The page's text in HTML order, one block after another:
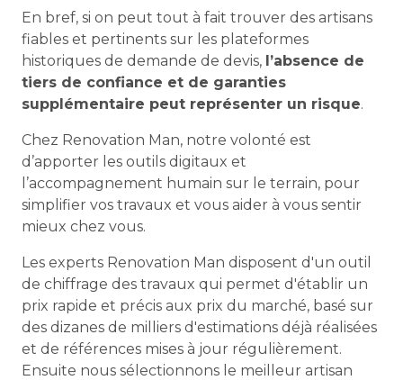
En bref, si on peut tout à fait trouver des artisans
fiables et pertinents sur les plateformes
historiques de demande de devis, l’absence de
tiers de confiance et de garanties
supplémentaire peut représenter un risque.
Chez Renovation Man, notre volonté est
d’apporter les outils digitaux et
l’accompagnement humain sur le terrain, pour
simplifier vos travaux et vous aider à vous sentir
mieux chez vous.
Les experts Renovation Man disposent d'un outil
de chiffrage des travaux qui permet d'établir un
prix rapide et précis aux prix du marché, basé sur
des dizanes de milliers d'estimations déjà réalisées
et de références mises à jour régulièrement.
Ensuite nous sélectionnons le meilleur artisan